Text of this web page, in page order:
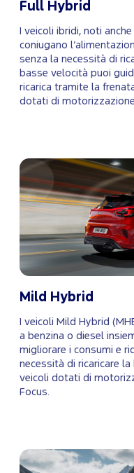
Full Hybrid
I veicoli ibridi, noti
coniugano
senza la necessità di
basse velocità puoi
ricarica tramite la
dotati di
Mild Hybrid
I veicoli Mild Hybrid
a benzina o diesel
migliorare i consumi e
necessità di ricaricare
veicoli dotati di
Focus.